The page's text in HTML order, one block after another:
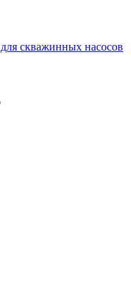
скважинных насосов